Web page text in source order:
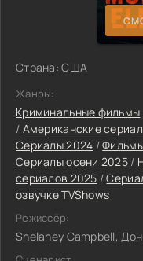
Страна: США
Жанры:
Криминальные фильмы
/ Американские
Сериалы 2024 /
Сериалы осени 2025 /
сериалов 2025 /
озвучке TVShows
Режиссёр:
Shelaney Campbell,